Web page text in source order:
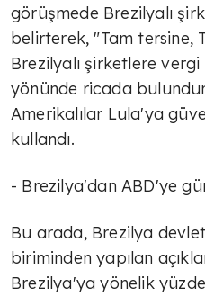
görüşmede Brezilyalı
belirterek, "Tam tersine,
Brezilyalı şirketlere
yönünde ricada
Amerikalılar Lula'ya
kullandı.
- Brezilya'dan ABD'ye
Bu arada, Brezilya devlet
biriminden yapılan
Brezilya'ya yönelik